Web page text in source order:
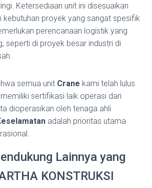
Ketersediaan unit ini disesuaikan
kebutuhan proyek yang sangat spesifik
perencanaan logistik yang
seperti di proyek besar industri di
semua unit Crane kami telah lulus
sertifikasi laik operasi dari
dioperasikan oleh tenaga ahli
adalah prioritas utama
Lainnya yang
KONSTRUKSI